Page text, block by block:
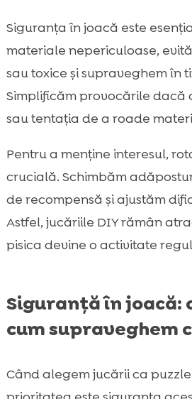
Siguranța în joacă este
materiale nepericuloase,
sau toxice și supraveghem în
Simplificăm provocările dacă
sau tentația de a roade
Pentru a menține interesul,
crucială. Schimbăm
de recompensă și ajustăm
Astfel, jucăriile DIY rămân
pisica devine o activitate
Siguranță în joacă:
cum supraveghem
Când alegem jucării ca